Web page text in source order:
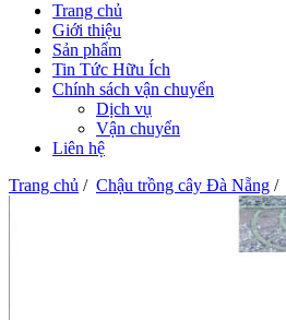
Trang chủ
Giới thiệu
Sản phẩm
Tin Tức Hữu Ích
Chính sách vận chuyển
Dịch vụ
Vận chuyển
Liên hệ
Trang chủ / Chậu trồng cây Đà Nẵng /